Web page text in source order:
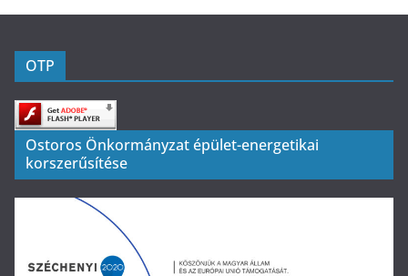
OTP
Ostoros Önkormányzat épület-energetikai
korszerűsítése